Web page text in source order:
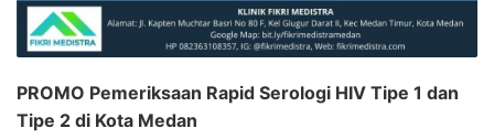
PROMO Pemeriksaan Rapid Serologi HIV Tipe 1 dan
Tipe 2 di Kota Medan